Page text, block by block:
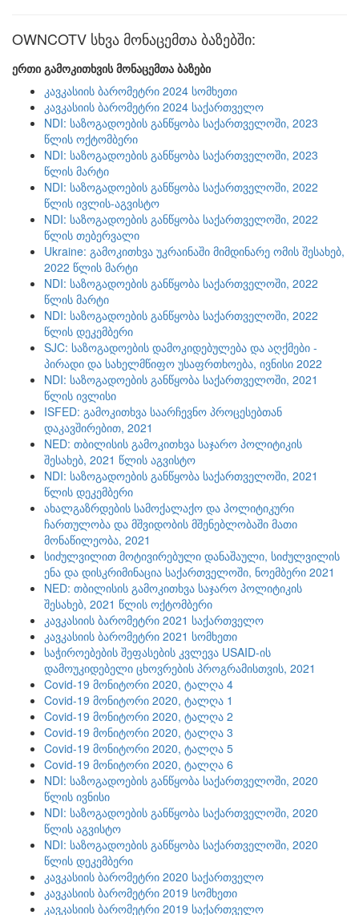
OWNCOTV სხვა მონაცემთა ბაზებში:
ერთი გამოკითხვის მონაცემთა ბაზები
კავკასიის ბარომეტრი 2024 სომხეთი
კავკასიის ბარომეტრი 2024 საქართველო
NDI: საზოგადოების განწყობა საქართველოში, 2023
წლის ოქტომბერი
NDI: საზოგადოების განწყობა საქართველოში, 2023
წლის მარტი
NDI: საზოგადოების განწყობა საქართველოში, 2022
წლის ივლის-აგვისტო
NDI: საზოგადოების განწყობა საქართველოში, 2022
წლის თებერვალი
Ukraine: გამოკითხვა უკრაინაში მიმდინარე ომის შესახებ,
2022 წლის მარტი
NDI: საზოგადოების განწყობა საქართველოში, 2022
წლის მარტი
NDI: საზოგადოების განწყობა საქართველოში, 2022
წლის დეკემბერი
SJC: საზოგადოების დამოკიდებულება და აღქმები -
პირადი და სახელმწიფო უსაფრთხოება, ივნისი 2022
NDI: საზოგადოების განწყობა საქართველოში, 2021
წლის ივლისი
ISFED: გამოკითხვა საარჩევნო პროცესებთან
დაკავშირებით, 2021
NED: თბილისის გამოკითხვა საჯარო პოლიტიკის
შესახებ, 2021 წლის აგვისტო
NDI: საზოგადოების განწყობა საქართველოში, 2021
წლის დეკემბერი
ახალგაზრდების სამოქალაქო და პოლიტიკური
ჩართულობა და მშვიდობის მშენებლობაში მათი
მონაწილეობა, 2021
სიძულვილით მოტივირებული დანაშაული, სიძულვილის
ენა და დისკრიმინაცია საქართველოში, ნოემბერი 2021
NED: თბილისის გამოკითხვა საჯარო პოლიტიკის
შესახებ, 2021 წლის ოქტომბერი
კავკასიის ბარომეტრი 2021 საქართველო
კავკასიის ბარომეტრი 2021 სომხეთი
საჭიროებების შეფასების კვლევა USAID-ის
დამოუკიდებელი ცხოვრების პროგრამისთვის, 2021
Covid-19 მონიტორი 2020, ტალღა 4
Covid-19 მონიტორი 2020, ტალღა 1
Covid-19 მონიტორი 2020, ტალღა 2
Covid-19 მონიტორი 2020, ტალღა 3
Covid-19 მონიტორი 2020, ტალღა 5
Covid-19 მონიტორი 2020, ტალღა 6
NDI: საზოგადოების განწყობა საქართველოში, 2020
წლის ივნისი
NDI: საზოგადოების განწყობა საქართველოში, 2020
წლის აგვისტო
NDI: საზოგადოების განწყობა საქართველოში, 2020
წლის დეკემბერი
კავკასიის ბარომეტრი 2020 საქართველო
კავკასიის ბარომეტრი 2019 სომხეთი
კავკასიის ბარომეტრი 2019 საქართველო